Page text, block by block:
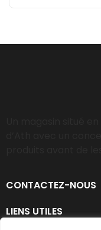
CONTACTEZ-NOUS
LIENS UTILES